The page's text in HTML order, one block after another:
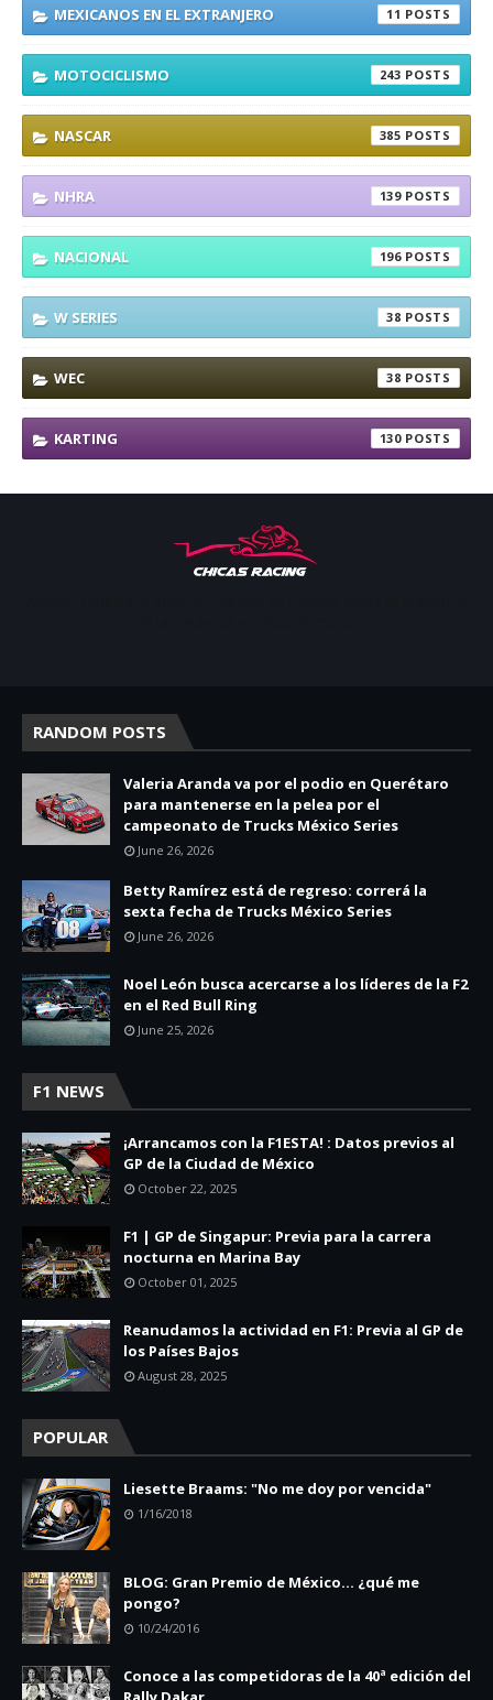
MEXICANOS EN EL EXTRANJERO 11
MOTOCICLISMO 243
NASCAR 385
NHRA 139
NACIONAL 196
W SERIES 38
WEC 38
KARTING 130
RANDOM POSTS
Valeria Aranda va por el podio en Querétaro
para mantenerse en la pelea por el
campeonato de Trucks México Series
June 26, 2026
Betty Ramírez está de regreso: correrá la
sexta fecha de Trucks México Series
June 26, 2026
Noel León busca acercarse a los líderes de la F2
en el Red Bull Ring
June 25, 2026
F1 NEWS
¡Arrancamos con la F1ESTA! : Datos previos al
GP de la Ciudad de México
October 22, 2025
F1 | GP de Singapur: Previa para la carrera
nocturna en Marina Bay
October 01, 2025
Reanudamos la actividad en F1: Previa al GP de
los Países Bajos
August 28, 2025
POPULAR
Liesette Braams: "No me doy por vencida"
1/16/2018
BLOG: Gran Premio de México... ¿qué me
pongo?
10/24/2016
Conoce a las competidoras de la 40ª edición del